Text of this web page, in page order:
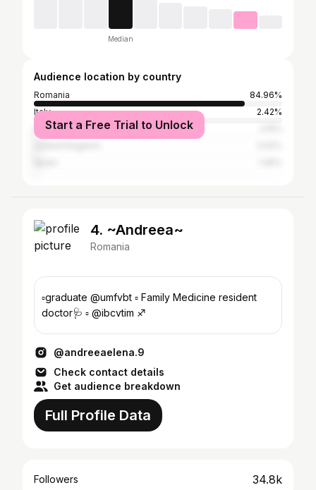
Median
Audience location by country
Romania
84.96%
Italy
2.42%
Germany
Start a Free Trial to Unlock
4. ~Andreea~
Romania
▫️graduate @umfvbt ▫️ Family Medicine resident
doctor🩺 ▫️ @ibcvtim ♐️
@andreeaelena.9
Check contact details
Get audience breakdown
Full Profile Data
Followers 34.8k